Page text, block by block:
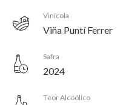
Vinícola
Viña Puntí Ferrer
Safra
2024
Teor Alcoólico